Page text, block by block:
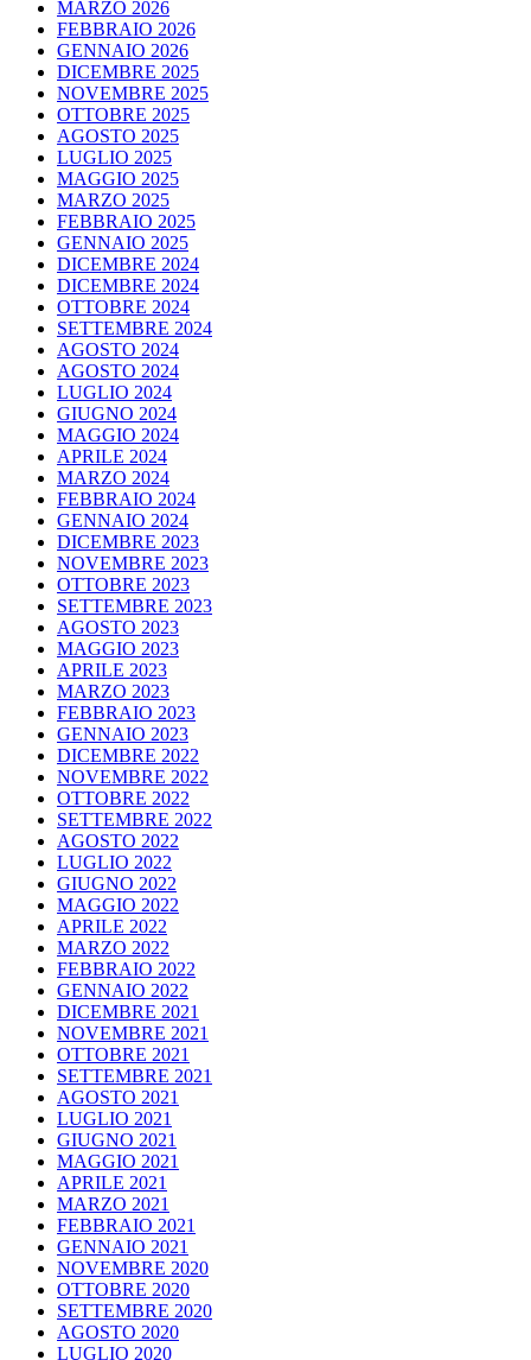
MARZO 2026
FEBBRAIO 2026
GENNAIO 2026
DICEMBRE 2025
NOVEMBRE 2025
OTTOBRE 2025
AGOSTO 2025
LUGLIO 2025
MAGGIO 2025
MARZO 2025
FEBBRAIO 2025
GENNAIO 2025
DICEMBRE 2024
DICEMBRE 2024
OTTOBRE 2024
SETTEMBRE 2024
AGOSTO 2024
AGOSTO 2024
LUGLIO 2024
GIUGNO 2024
MAGGIO 2024
APRILE 2024
MARZO 2024
FEBBRAIO 2024
GENNAIO 2024
DICEMBRE 2023
NOVEMBRE 2023
OTTOBRE 2023
SETTEMBRE 2023
AGOSTO 2023
MAGGIO 2023
APRILE 2023
MARZO 2023
FEBBRAIO 2023
GENNAIO 2023
DICEMBRE 2022
NOVEMBRE 2022
OTTOBRE 2022
SETTEMBRE 2022
AGOSTO 2022
LUGLIO 2022
GIUGNO 2022
MAGGIO 2022
APRILE 2022
MARZO 2022
FEBBRAIO 2022
GENNAIO 2022
DICEMBRE 2021
NOVEMBRE 2021
OTTOBRE 2021
SETTEMBRE 2021
AGOSTO 2021
LUGLIO 2021
GIUGNO 2021
MAGGIO 2021
APRILE 2021
MARZO 2021
FEBBRAIO 2021
GENNAIO 2021
NOVEMBRE 2020
OTTOBRE 2020
SETTEMBRE 2020
AGOSTO 2020
LUGLIO 2020